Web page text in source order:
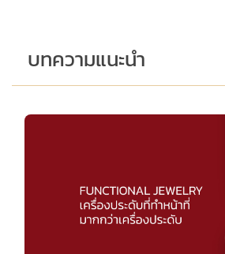
บทความแนะนำ